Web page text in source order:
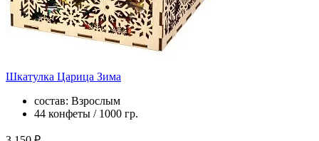
Шкатулка Царица Зима
состав: Взрослым
44 конфеты / 1000 гр.